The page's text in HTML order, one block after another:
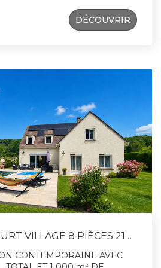
qui désert 3 grandes
de bains, wc . Pour compléter
offrant: Atelier, Salle tv,
809344898) Honoraire à
au code
(art. 561.5), nous vous
de votre carte d'identité
Renseignements
01 30 50 22 82
A VISITER
! ! !
DÉCOUVRIR
MAISON ELANCOURT VILLAGE 8 PIÈCES 214 M²